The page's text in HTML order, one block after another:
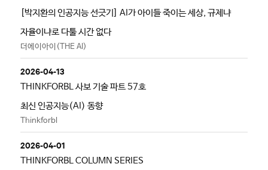
[박지환의 인공지능 선긋기] AI가 아이들 죽이는 세상, 규제냐
자율이냐로 다툴 시간 없다
더에이아이(THE AI)
2026-04-13
THINKFORBL 사보 기술 파트 57호
최신 인공지능(AI) 동향
Thinkforbl
2026-04-01
THINKFORBL COLUMN SERIES